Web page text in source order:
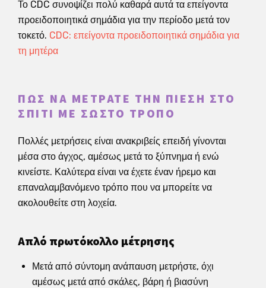
Το CDC συνοψίζει πολύ καθαρά αυτά τα επείγοντα
προειδοποιητικά σημάδια για την περίοδο μετά τον
τοκετό. CDC: επείγοντα προειδοποιητικά σημάδια για
τη μητέρα
ΠΏΣ ΝΑ ΜΕΤΡΆΤΕ ΤΗΝ ΠΊΕΣΗ ΣΤΟ
ΣΠΊΤΙ ΜΕ ΣΩΣΤΌ ΤΡΌΠΟ
Πολλές μετρήσεις είναι ανακριβείς επειδή γίνονται
μέσα στο άγχος, αμέσως μετά το ξύπνημα ή ενώ
κινείστε. Καλύτερα είναι να έχετε έναν ήρεμο και
επαναλαμβανόμενο τρόπο που να μπορείτε να
ακολουθείτε στη λοχεία.
Απλό πρωτόκολλο μέτρησης
Μετά από σύντομη ανάπαυση μετρήστε, όχι
αμέσως μετά από σκάλες, βάρη ή βιασύνη